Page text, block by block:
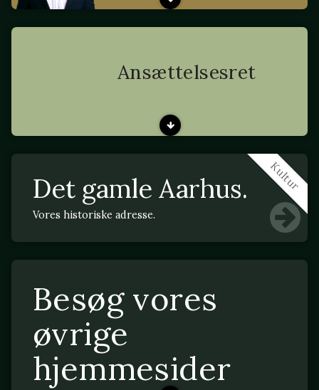
Ansættelsesret
Kultur
Det gamle Aarhus.
Vores historiske adresse.
Besøg vores
øvrige
hjemmesider